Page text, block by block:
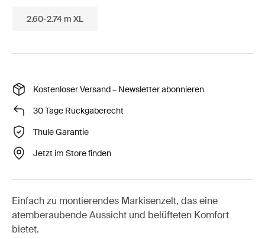
2.60-2.74 m XL
Kostenloser Versand – Newsletter abonnieren
30 Tage Rückgaberecht
Thule Garantie
Jetzt im Store finden
Einfach zu montierendes Markisenzelt, das eine
atemberaubende Aussicht und belüfteten Komfort
bietet.